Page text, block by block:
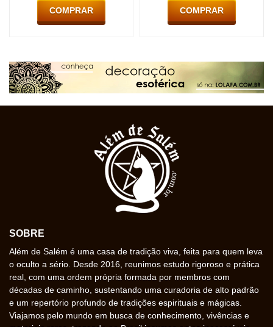
COMPRAR COMPRAR
SOBRE
Além de Salém é uma casa de tradição viva, feita para quem leva
o oculto a sério. Desde 2016, reunimos estudo rigoroso e prática
real, com uma ordem própria formada por membros com
décadas de caminho, sustentando uma curadoria de alto padrão
e um repertório profundo de tradições espirituais e mágicas.
Viajamos pelo mundo em busca de conhecimento, vivências e